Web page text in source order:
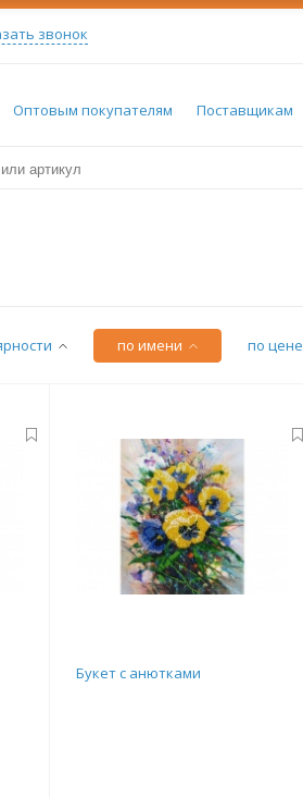
звонок
Оптовым покупателям Поставщикам
по имени по цене
Букет с анютками